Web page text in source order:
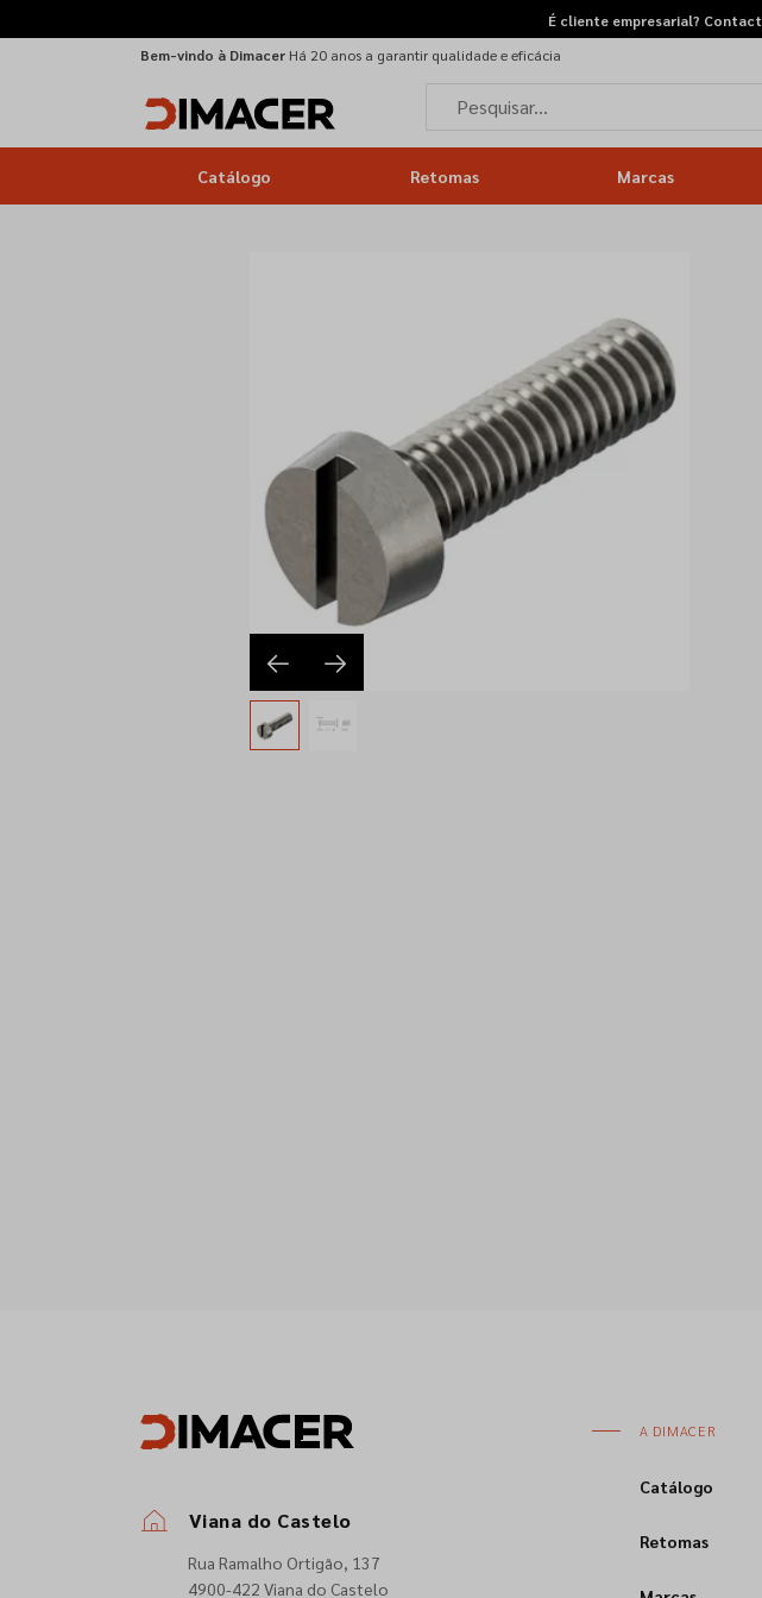
É cliente empresarial?
Bem-vindo à Dimacer Há 20 anos a garantir qualidade e eficácia
Catálogo Retomas Marcas
Viana do Castelo
Rua Ramalho Ortigão, 137
4900-422 Viana do Castelo
A DIMACER
Catálogo
Retomas